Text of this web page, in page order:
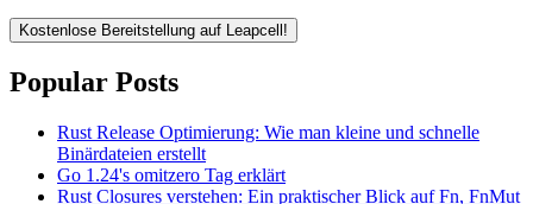
Kostenlose Bereitstellung auf Leapcell!
Popular Posts
Rust Release Optimierung: Wie man kleine und schnelle
Binärdateien erstellt
Go 1.24's omitzero Tag erklärt
Rust Closures verstehen: Ein praktischer Blick auf Fn, FnMut